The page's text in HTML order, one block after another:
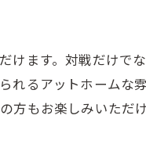
けます。対戦だけで
れるアットホームな
もお楽しみいただけ